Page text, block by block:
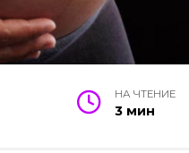
НА ЧТЕНИЕ
3 мин